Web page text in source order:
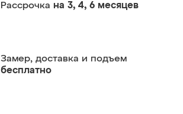
Рассрочка на 3, 4, 6 месяцев
Замер, доставка и подъем
бесплатно